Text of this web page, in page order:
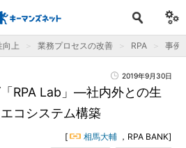
向上 業務プロセスの改善 RPA 事例
2019年9月30日
RPA Lab」―社内外との生
コシステム構築
[ 相馬大輔 ，RPA BANK]